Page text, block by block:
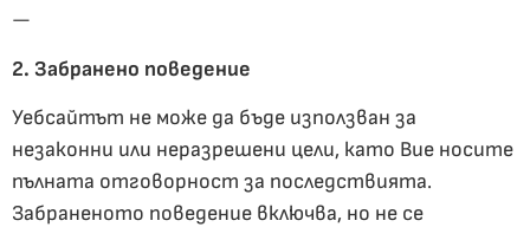
—
2. Забранено поведение
Уебсайтът не може да бъде използван за
незаконни или неразрешени цели, като Вие носите
пълната отговорност за последствията.
Забраненото поведение включва, но не се